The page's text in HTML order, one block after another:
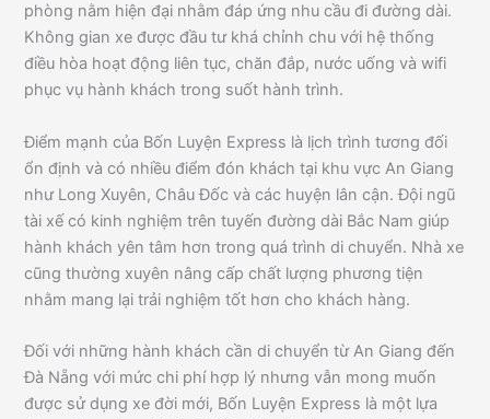
phòng nằm hiện đại nhằm đáp ứng nhu cầu đi đường dài.
Không gian xe được đầu tư khá chỉnh chu với hệ thống
điều hòa hoạt động liên tục, chăn đắp, nước uống và wifi
phục vụ hành khách trong suốt hành trình.
Điểm mạnh của Bốn Luyện Express là lịch trình tương đối
ổn định và có nhiều điểm đón khách tại khu vực An Giang
như Long Xuyên, Châu Đốc và các huyện lân cận. Đội ngũ
tài xế có kinh nghiệm trên tuyến đường dài Bắc Nam giúp
hành khách yên tâm hơn trong quá trình di chuyển. Nhà xe
cũng thường xuyên nâng cấp chất lượng phương tiện
nhằm mang lại trải nghiệm tốt hơn cho khách hàng.
Đối với những hành khách cần di chuyển từ An Giang đến
Đà Nẵng với mức chi phí hợp lý nhưng vẫn mong muốn
được sử dụng xe đời mới, Bốn Luyện Express là một lựa